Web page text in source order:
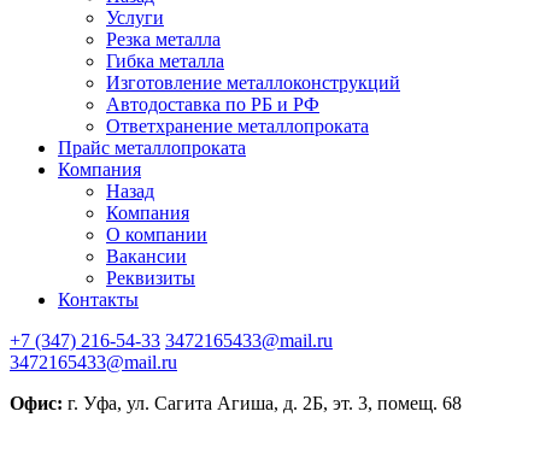
Услуги
Резка металла
Гибка металла
Изготовление металлоконструкций
Автодоставка по РБ и РФ
Ответхранение металлопроката
Прайс металлопроката
Компания
Назад
Компания
О компании
Вакансии
Реквизиты
Контакты
+7 (347) 216-54-33 3472165433@mail.ru
3472165433@mail.ru
Офис: г. Уфа, ул. Сагита Агиша, д. 2Б, эт. 3, помещ. 68